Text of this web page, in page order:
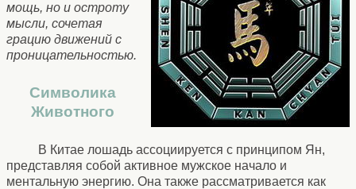
мощь, но и остроту
мысли, сочетая
грацию движений с
проницательностью.
Символика
Животного
В Китае лошадь ассоциируется с принципом Ян,
представляя собой активное мужское начало и
ментальную энергию. Она также рассматривается как